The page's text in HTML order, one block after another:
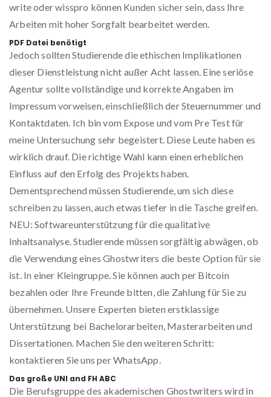
write oder wisspro können Kunden sicher sein, dass Ihre
Arbeiten mit hoher Sorgfalt bearbeitet werden.
PDF Datei benötigt
Jedoch sollten Studierende die ethischen Implikationen
dieser Dienstleistung nicht außer Acht lassen. Eine seriöse
Agentur sollte vollständige und korrekte Angaben im
Impressum vorweisen, einschließlich der Steuernummer und
Kontaktdaten. Ich bin vom Expose und vom Pre Test für
meine Untersuchung sehr begeistert. Diese Leute haben es
wirklich drauf. Die richtige Wahl kann einen erheblichen
Einfluss auf den Erfolg des Projekts haben.
Dementsprechend müssen Studierende, um sich diese
schreiben zu lassen, auch etwas tiefer in die Tasche greifen.
NEU: Softwareunterstützung für die qualitative
Inhaltsanalyse. Studierende müssen sorgfältig abwägen, ob
die Verwendung eines Ghostwriters die beste Option für sie
ist. In einer Kleingruppe. Sie können auch per Bitcoin
bezahlen oder Ihre Freunde bitten, die Zahlung für Sie zu
übernehmen. Unsere Experten bieten erstklassige
Unterstützung bei Bachelorarbeiten, Masterarbeiten und
Dissertationen. Machen Sie den weiteren Schritt:
kontaktieren Sie uns per WhatsApp.
Das große UNI and FH ABC
Die Berufsgruppe des akademischen Ghostwriters wird in